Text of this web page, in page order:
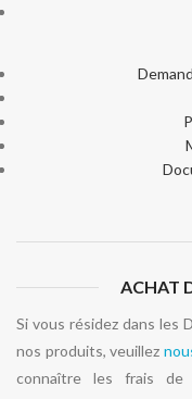
ACHAT
Si vous résidez dans les
nos produits, veuillez
connaître les frais de